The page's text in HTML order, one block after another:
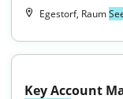
Egestorf, Raum